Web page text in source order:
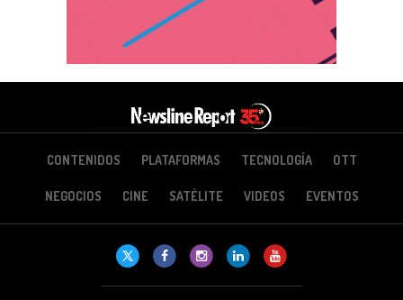
CONTENIDOS PLATAFORMAS TECNOLOGÍA OTT
NEGOCIOS CINE SATÉLITE VIDEOS EVENTOS